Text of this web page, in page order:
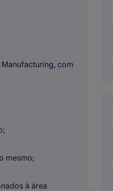
com
mesmo;
à área